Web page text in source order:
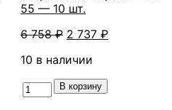
СС
1010
-
10
55 — 10 шт.
6 758₽ Первоначальная
составляла
6
758 ₽.
2 737 ₽Текущая
10 в наличии
Количество
товара
В корзину